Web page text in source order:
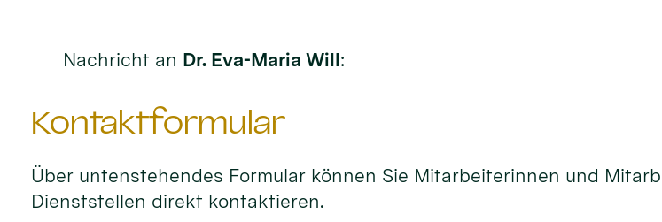
Nachricht an Dr. Eva-Maria Will:
Kontaktformular
Über untenstehendes Formular können Sie Mitarbeiterinnen und
Dienststellen direkt kontaktieren.